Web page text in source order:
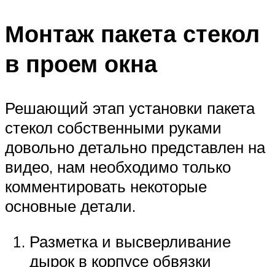
Монтаж пакета стекол
в проем окна
Решающий этап установки пакета
стекол собственными руками
довольно детально представлен на
видео, нам необходимо только
комментировать некоторые
основные детали.
Разметка и высверливание
дырок в корпусе обвязки